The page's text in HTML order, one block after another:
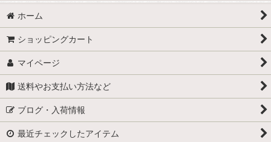
ホーム
ショッピングカート
マイページ
送料やお支払い方法など
ブログ・入荷情報
最近チェックしたアイテム